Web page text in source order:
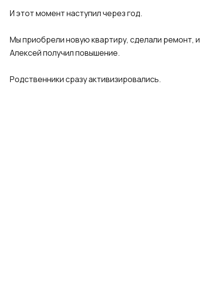
И этот момент наступил через год.
Мы приобрели новую квартиру, сделали ремонт, и
Алексей получил повышение.
Родственники сразу активизировались.